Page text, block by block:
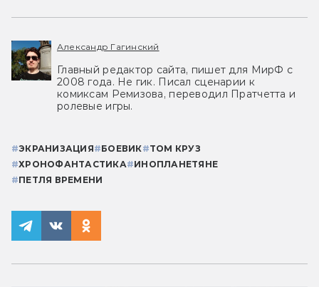
Александр Гагинский
Главный редактор сайта, пишет для МирФ с
2008 года. Не гик. Писал сценарии к
комиксам Ремизова, переводил Пратчетта и
ролевые игры.
#ЭКРАНИЗАЦИЯ#БОЕВИК#ТОМ КРУЗ
#ХРОНОФАНТАСТИКА#ИНОПЛАНЕТЯНЕ
#ПЕТЛЯ ВРЕМЕНИ